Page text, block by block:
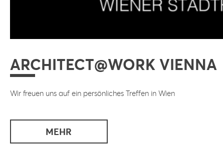
ARCHITECT@WORK VIENNA
Wir freuen uns auf ein persönliches Treffen in Wien
MEHR